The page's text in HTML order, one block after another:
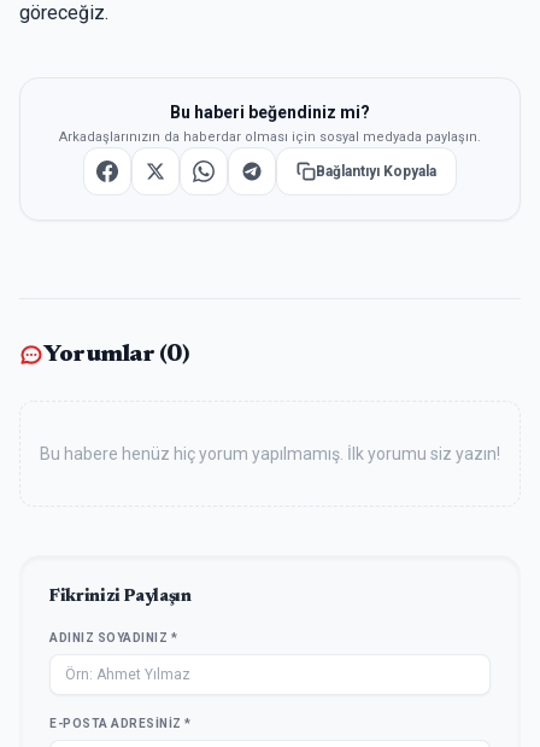
göreceğiz.
Bu haberi beğendiniz mi?
Arkadaşlarınızın da haberdar olması için sosyal medyada paylaşın.
Bağlantıyı Kopyala
Yorumlar (0)
Bu habere henüz hiç yorum yapılmamış. İlk yorumu siz yazın!
Fikrinizi Paylaşın
ADINIZ SOYADINIZ *
E-POSTA ADRESINIZ *